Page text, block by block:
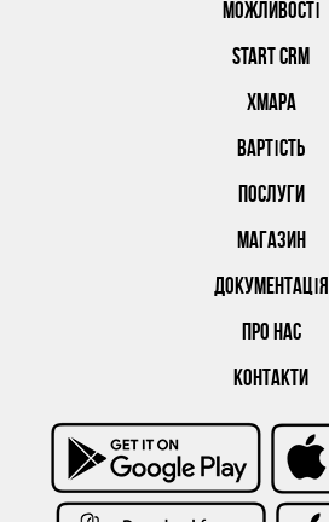
МОЖЛИВОСТІ
START CRM
ХМАРА
ВАРТІСТЬ
ПОСЛУГИ
МАГАЗИН
ДОКУМЕНТАЦІЯ
ПРО НАС
КОНТАКТИ